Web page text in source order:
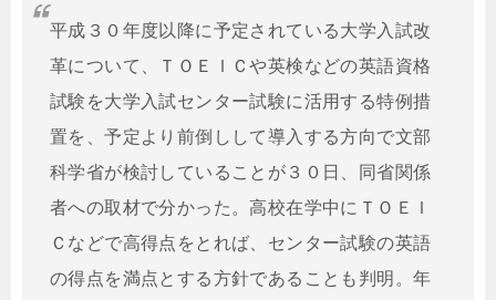
平成３０年度以降に予定されている大学入試改
革について、ＴＯＥＩＣや英検などの英語資格
試験を大学入試センター試験に活用する特例措
置を、予定より前倒しして導入する方向で文部
科学省が検討していることが３０日、同省関係
者への取材で分かった。高校在学中にＴＯＥＩ
Ｃなどで高得点をとれば、センター試験の英語
の得点を満点とする方針であることも判明。年